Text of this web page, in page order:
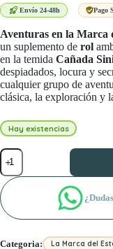
era:
es:
Envío 24-48h Pago
Aventuras en la Marca
un suplemento de rol
en la temida Cañada
despiadados, locura y
cualquier grupo de
clásica, la exploración y
Hay existencias
Aventuras
en
la
Marca
del
Este:
Categoria: La Marca del